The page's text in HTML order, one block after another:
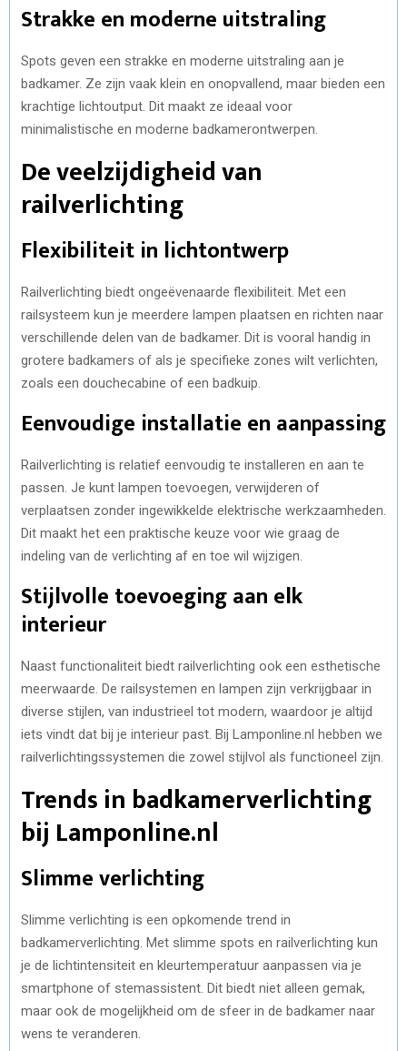
Strakke en moderne uitstraling
Spots geven een strakke en moderne uitstraling aan je
badkamer. Ze zijn vaak klein en onopvallend, maar bieden een
krachtige lichtoutput. Dit maakt ze ideaal voor
minimalistische en moderne badkamerontwerpen.
De veelzijdigheid van
railverlichting
Flexibiliteit in lichtontwerp
Railverlichting biedt ongeëvenaarde flexibiliteit. Met een
railsysteem kun je meerdere lampen plaatsen en richten naar
verschillende delen van de badkamer. Dit is vooral handig in
grotere badkamers of als je specifieke zones wilt verlichten,
zoals een douchecabine of een badkuip.
Eenvoudige installatie en aanpassing
Railverlichting is relatief eenvoudig te installeren en aan te
passen. Je kunt lampen toevoegen, verwijderen of
verplaatsen zonder ingewikkelde elektrische werkzaamheden.
Dit maakt het een praktische keuze voor wie graag de
indeling van de verlichting af en toe wil wijzigen.
Stijlvolle toevoeging aan elk
interieur
Naast functionaliteit biedt railverlichting ook een esthetische
meerwaarde. De railsystemen en lampen zijn verkrijgbaar in
diverse stijlen, van industrieel tot modern, waardoor je altijd
iets vindt dat bij je interieur past. Bij Lamponline.nl hebben we
railverlichtingssystemen die zowel stijlvol als functioneel zijn.
Trends in badkamerverlichting
bij Lamponline.nl
Slimme verlichting
Slimme verlichting is een opkomende trend in
badkamerverlichting. Met slimme spots en railverlichting kun
je de lichtintensiteit en kleurtemperatuur aanpassen via je
smartphone of stemassistent. Dit biedt niet alleen gemak,
maar ook de mogelijkheid om de sfeer in de badkamer naar
wens te veranderen.